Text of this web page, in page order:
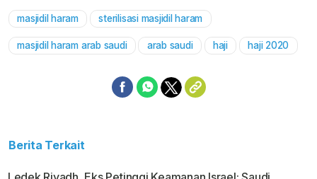
masjidil haram sterilisasi masjidil haram
masjidil haram arab saudi arab saudi haji haji 2020
Berita Terkait